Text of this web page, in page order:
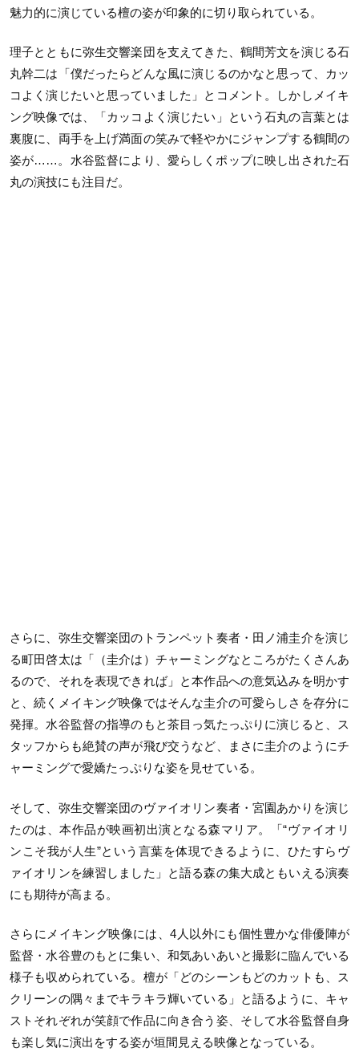
魅力的に演じている檀の姿が印象的に切り取られている。
理子とともに弥生交響楽団を支えてきた、鶴間芳文を演じる石
丸幹二は「僕だったらどんな風に演じるのかなと思って、カッ
コよく演じたいと思っていました」とコメント。しかしメイキ
ング映像では、「カッコよく演じたい」という石丸の言葉とは
裏腹に、両手を上げ満面の笑みで軽やかにジャンプする鶴間の
姿が……。水谷監督により、愛らしくポップに映し出された石
丸の演技にも注目だ。
さらに、弥生交響楽団のトランペット奏者・田ノ浦圭介を演じ
る町田啓太は「（圭介は）チャーミングなところがたくさんあ
るので、それを表現できれば」と本作品への意気込みを明かす
と、続くメイキング映像ではそんな圭介の可愛らしさを存分に
発揮。水谷監督の指導のもと茶目っ気たっぷりに演じると、ス
タッフからも絶賛の声が飛び交うなど、まさに圭介のようにチ
ャーミングで愛嬌たっぷりな姿を見せている。
そして、弥生交響楽団のヴァイオリン奏者・宮園あかりを演じ
たのは、本作品が映画初出演となる森マリア。「“ヴァイオリ
ンこそ我が人生”という言葉を体現できるように、ひたすらヴ
ァイオリンを練習しました」と語る森の集大成ともいえる演奏
にも期待が高まる。
さらにメイキング映像には、4人以外にも個性豊かな俳優陣が
監督・水谷豊のもとに集い、和気あいあいと撮影に臨んでいる
様子も収められている。檀が「どのシーンもどのカットも、ス
クリーンの隅々までキラキラ輝いている」と語るように、キャ
ストそれぞれが笑顔で作品に向き合う姿、そして水谷監督自身
も楽し気に演出をする姿が垣間見える映像となっている。